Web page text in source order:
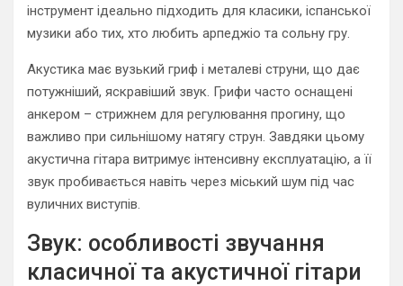
інструмент ідеально підходить для класики, іспанської
музики або тих, хто любить арпеджіо та сольну гру.
Акустика має вузький гриф і металеві струни, що дає
потужніший, яскравіший звук. Грифи часто оснащені
анкером – стрижнем для регулювання прогину, що
важливо при сильнішому натягу струн. Завдяки цьому
акустична гітара витримує інтенсивну експлуатацію, а її
звук пробивається навіть через міський шум під час
вуличних виступів.
Звук: особливості звучання
класичної та акустичної гітари